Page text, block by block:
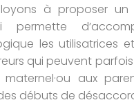
à proposer un
permette
les utilisatrices
qui peuvent
maternel·ou aux
débuts de